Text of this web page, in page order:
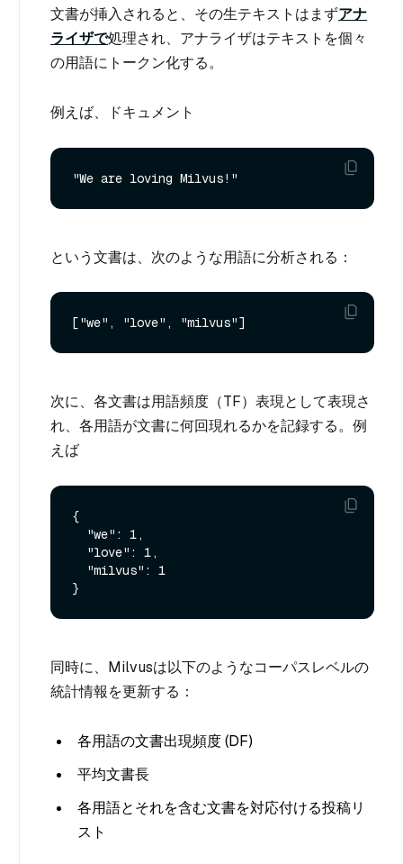
文書が挿入されると、その生テキストはまずアナ
ライザで処理され、アナライザはテキストを個々
の用語にトークン化する。
例えば、ドキュメント
という文書は、次のような用語に分析される：
次に、各文書は用語頻度（TF）表現として表現さ
れ、各用語が文書に何回現れるかを記録する。例
えば
{
同時に、Milvusは以下のようなコーパスレベルの
統計情報を更新する：
各用語の文書出現頻度 (DF)
平均文書長
各用語とそれを含む文書を対応付ける投稿リ
スト